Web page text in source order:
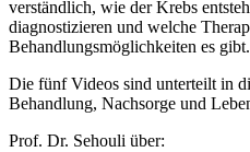
verständlich, wie der Krebs
diagnostizieren und welche
Behandlungsmöglichkeiten es gibt.
Die fünf Videos sind unterteilt in
Behandlung, Nachsorge und
Prof. Dr. Sehouli über: